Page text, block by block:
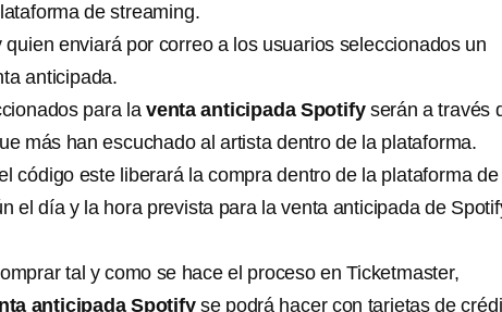
de streaming.
quien enviará por correo a los usuarios seleccionados un
anticipada.
para laventa anticipada Spotify serán a través
más han escuchado al artista dentro de la plataforma.
código este liberará la compra dentro de la plataforma de
el día y la hora prevista para la venta anticipada de
tal y como se hace el proceso en Ticketmaster,
anticipada Spotifyse podrá hacer con tarjetas de